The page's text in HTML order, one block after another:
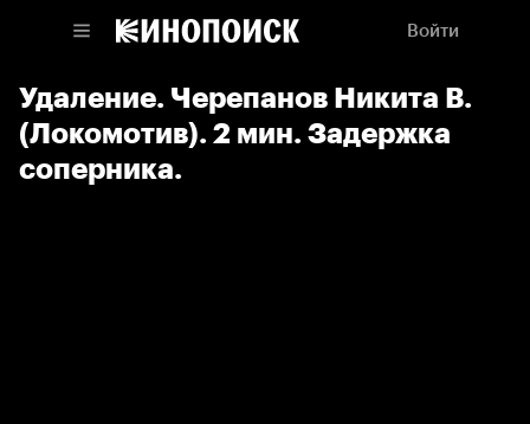
Войти
Удаление. Черепанов Никита В.
(Локомотив). 2 мин. Задержка
соперника.